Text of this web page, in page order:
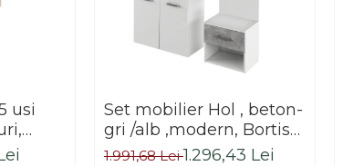
usi
Set mobilier Hol , beton-
gri /alb ,modern, Bortis
Impex
1.991,68 Lei1.296,43 Lei